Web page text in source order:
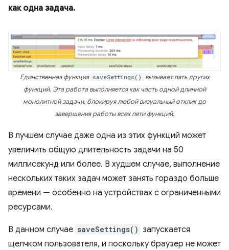
как одна задача.
Единственная функция saveSettings()
вызывает пять других
функций. Эта работа выполняется как часть одной длинной
монолитной задачи, блокируя любой визуальный отклик до
завершения работы всех пяти функций.
В лучшем случае даже одна из этих функций может
увеличить общую длительность задачи на 50
миллисекунд или более. В худшем случае, выполнение
нескольких таких задач может занять гораздо больше
времени — особенно на устройствах с ограниченными
ресурсами.
В данном случае saveSettings() запускается
щелчком пользователя, и поскольку браузер не может